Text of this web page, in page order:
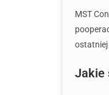
MST
ostatniej
Jakie